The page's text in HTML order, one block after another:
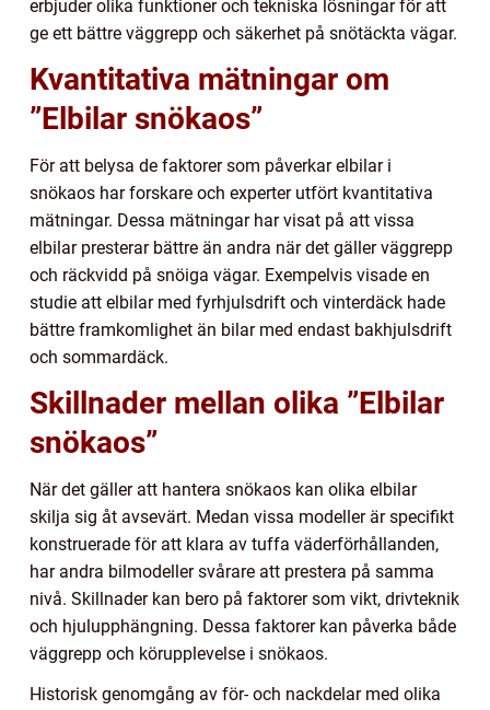
erbjuder olika funktioner och tekniska lösningar för att
ge ett bättre väggrepp och säkerhet på snötäckta vägar.
Kvantitativa mätningar om
”Elbilar snökaos”
För att belysa de faktorer som påverkar elbilar i
snökaos har forskare och experter utfört kvantitativa
mätningar. Dessa mätningar har visat på att vissa
elbilar presterar bättre än andra när det gäller väggrepp
och räckvidd på snöiga vägar. Exempelvis visade en
studie att elbilar med fyrhjulsdrift och vinterdäck hade
bättre framkomlighet än bilar med endast bakhjulsdrift
och sommardäck.
Skillnader mellan olika ”Elbilar
snökaos”
När det gäller att hantera snökaos kan olika elbilar
skilja sig åt avsevärt. Medan vissa modeller är specifikt
konstruerade för att klara av tuffa väderförhållanden,
har andra bilmodeller svårare att prestera på samma
nivå. Skillnader kan bero på faktorer som vikt, drivteknik
och hjulupphängning. Dessa faktorer kan påverka både
väggrepp och körupplevelse i snökaos.
Historisk genomgång av för- och nackdelar med olika